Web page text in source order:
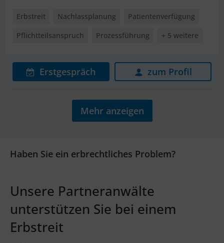
Erbstreit Nachlassplanung
Patientenverfügung
Pflichtteilsanspruch
Prozessführung + 5 weitere
Erstgespräch zum Profil
Mehr anzeigen
Haben Sie ein erbrechtliches Problem?
Unsere Partneranwälte
unterstützen Sie bei einem
Erbstreit